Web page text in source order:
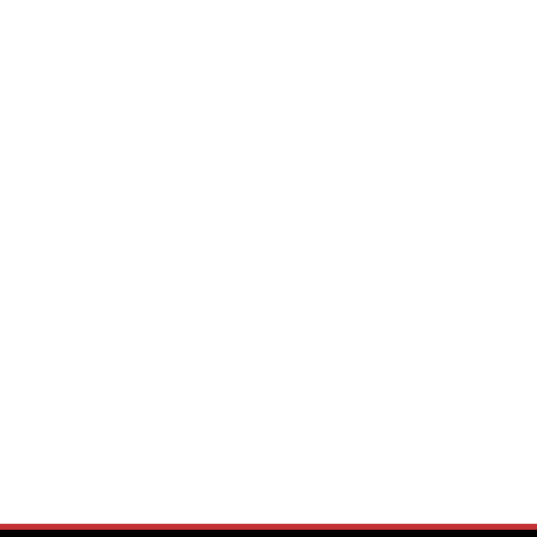
3 إصابات برصاص الاحتلال شمال خان يونس